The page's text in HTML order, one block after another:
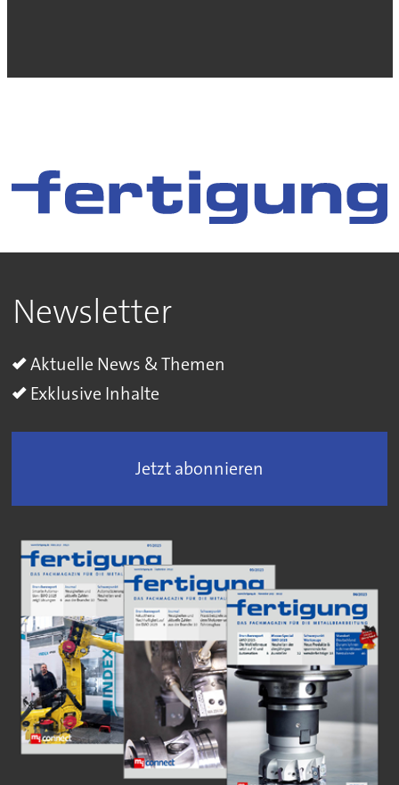
Newsletter
Aktuelle News & Themen
Exklusive Inhalte
Jetzt abonnieren